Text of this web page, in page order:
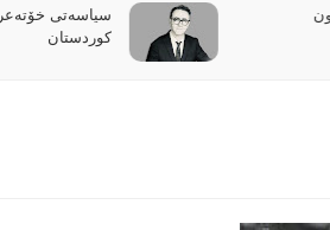
سیاسەتی خۆتەعریبکردن لە باشووری